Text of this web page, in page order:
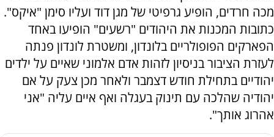
מכה חרדים, הופיע גרפיטי של מגן דוד ועליו סימן "איקס".
כתובות המכנות את היהודים "רשעים" הופיעו באחד
הפארקים הפופולריים בלונדון, ומשטרת לונדון פנתה
לעזרת הציבור בניסיון לזהות אדם אלמוני שאיים על ילדים
יהודיים בתחילת חודש דצמבר ולאחר מכן צעק על אם
יהודיה שהלכה עם תינוק בעגלה ואף איים עליה "אני
אהרוג אותך".